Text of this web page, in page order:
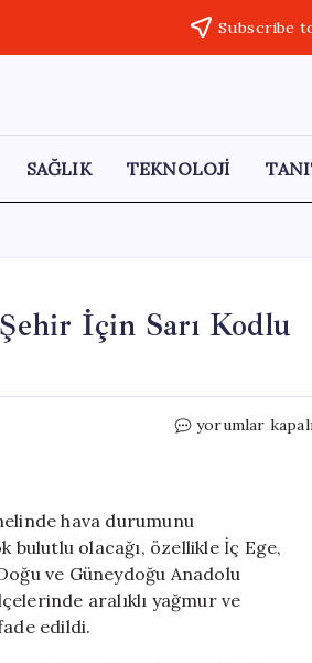
Subscribe
SAĞLIK TEKNOLOJİ
İçin Sarı Kodlu
Meteoroloji
Şehir
İçin
Sarı
Kodlu
yorumlar
hava durumunu
olacağı, özellikle İç Ege,
ve Güneydoğu Anadolu
aralıklı yağmur ve
edildi.